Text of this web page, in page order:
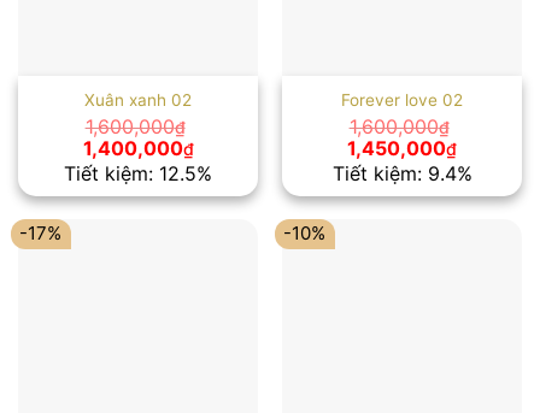
Xuân xanh 02
1,600,000₫
Giá
gốc
là:
1,600,000₫.
1,400,000₫Giá
hiện
tại
là:
1,400,000₫.
Tiết kiệm: 12.5%
Forever love 02
1,600,000₫
Giá
gốc
là:
1,600,000₫.
1,450,000₫Giá
hiện
tại
là:
Tiết kiệm: 9.4%
-17% -10%